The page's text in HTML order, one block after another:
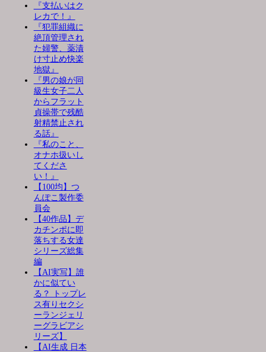
『支払いはク
レカで！』
『犯罪組織に
絶頂管理され
た婦警、薬漬
け寸止め快楽
地獄』
『男の娘が同
級生女子二人
からフラット
貞操帯で残酷
射精禁止され
る話』
『私のこと、
オナホ扱いし
てくださ
い！』
【100均】つ
んぽこ製作委
員会
【40作品】デ
カチンポに即
落ちする女達
シリーズ総集
編
【AI実写】誰
かに似てい
る？ トップレ
ス有りセクシ
ーランジェリ
ーグラビアシ
リーズ】
【AI生成 日本